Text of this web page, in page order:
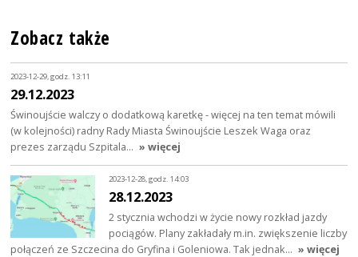
Zobacz także
2023-12-29, godz. 13:11
29.12.2023
Świnoujście walczy o dodatkową karetkę - więcej na ten temat mówili
(w kolejności) radny Rady Miasta Świnoujście Leszek Waga oraz
prezes zarządu Szpitala… » więcej
2023-12-28, godz. 14:03
28.12.2023
2 stycznia wchodzi w życie nowy rozkład jazdy
pociągów. Plany zakładały m.in. zwiększenie liczby
połączeń ze Szczecina do Gryfina i Goleniowa. Tak jednak… » więcej